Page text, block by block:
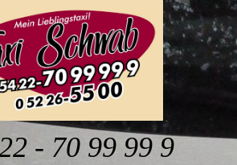
- 70 99 99 9